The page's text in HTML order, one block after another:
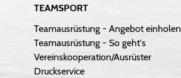
TEAMSPORT
Teamausrüstung - Angebot einholen
Teamausrüstung - So geht's
Vereinskooperation/Ausrüster
Druckservice